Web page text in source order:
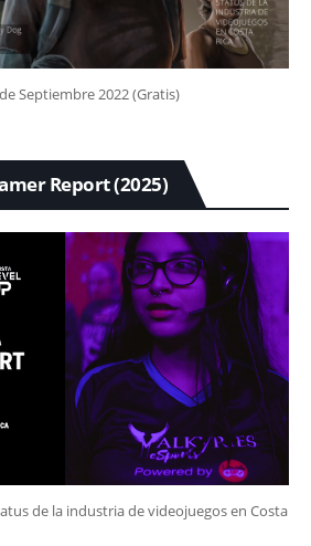
Septiembre 2022 (Gratis)
Report (2025)
de la industria de videojuegos en Costa